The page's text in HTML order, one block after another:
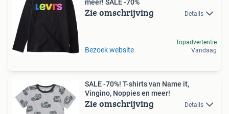
meer! SALE -70%
Zie omschrijving Details
Bezoek website
Topadvertentie
Vandaag
SALE -70%! T-shirts van Name it,
Vingino, Noppies en meer!
Zie omschrijving Details